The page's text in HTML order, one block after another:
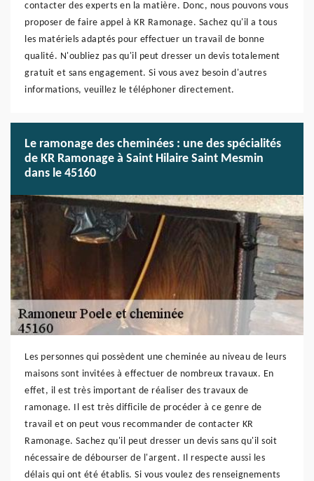
contacter des experts en la matière. Donc, nous pouvons vous
proposer de faire appel à KR Ramonage. Sachez qu'il a tous
les matériels adaptés pour effectuer un travail de bonne
qualité. N'oubliez pas qu'il peut dresser un devis totalement
gratuit et sans engagement. Si vous avez besoin d'autres
informations, veuillez le téléphoner directement.
Le ramonage des cheminées : une des spécialités
de KR Ramonage à Saint Hilaire Saint Mesmin
dans le 45160
Les personnes qui possèdent une cheminée au niveau de leurs
maisons sont invitées à effectuer de nombreux travaux. En
effet, il est très important de réaliser des travaux de
ramonage. Il est très difficile de procéder à ce genre de
travail et on peut vous recommander de contacter KR
Ramonage. Sachez qu'il peut dresser un devis sans qu'il soit
nécessaire de débourser de l'argent. Il respecte aussi les
délais qui ont été établis. Si vous voulez des renseignements